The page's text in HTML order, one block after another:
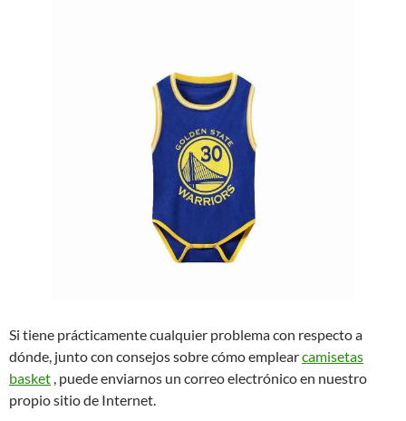
Si tiene prácticamente cualquier problema con respecto a
dónde, junto con consejos sobre cómo emplearcamisetas
basket , puede enviarnos un correo electrónico en nuestro
propio sitio de Internet.